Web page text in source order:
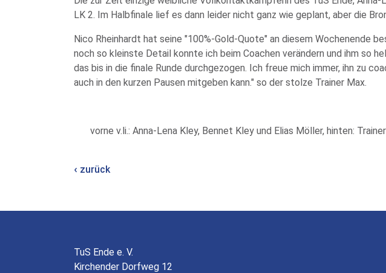
LK 2. Im Halbfinale lief es dann leider nicht ganz wie geplant, aber die
Nico Rheinhardt hat seine "100%-Gold-Quote" an diesem Wochenende
noch so kleinste Detail konnte ich beim Coachen verändern und ihm so
das bis in die finale Runde durchgezogen. Ich freue mich immer, ihn zu
auch in den kurzen Pausen mitgeben kann." so der stolze Trainer Max.
vorne v.li.: Anna-Lena Kley, Bennet Kley und Elias Möller, hinten:
zurück
TuS Ende e. V.
Kirchender Dorfweg 12